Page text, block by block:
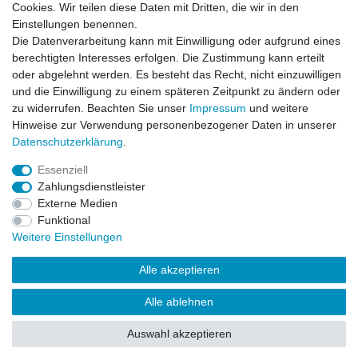
Impressum Daten­schutz­erklärung AGB
Barrierefreiheitserklärung Widerrufs­recht
Vertrag widerrufen
© Copyright 2026 | Alle Rechte vorbehalten.
Cookies. Wir teilen diese Daten mit Dritten, die wir in den
Einstellungen benennen.
Die Datenverarbeitung kann mit Einwilligung oder aufgrund eines
berechtigten Interesses erfolgen. Die Zustimmung kann erteilt
oder abgelehnt werden. Es besteht das Recht, nicht einzuwilligen
und die Einwilligung zu einem späteren Zeitpunkt zu ändern oder
zu widerrufen. Beachten Sie unser Impressum und weitere
Hinweise zur Verwendung personenbezogener Daten in unserer
Daten­schutz­erklärung
Essenziell
Zahlungsdienstleister
Externe Medien
Funktional
Weitere Einstellungen
Alle akzeptieren
Alle ablehnen
Auswahl akzeptieren